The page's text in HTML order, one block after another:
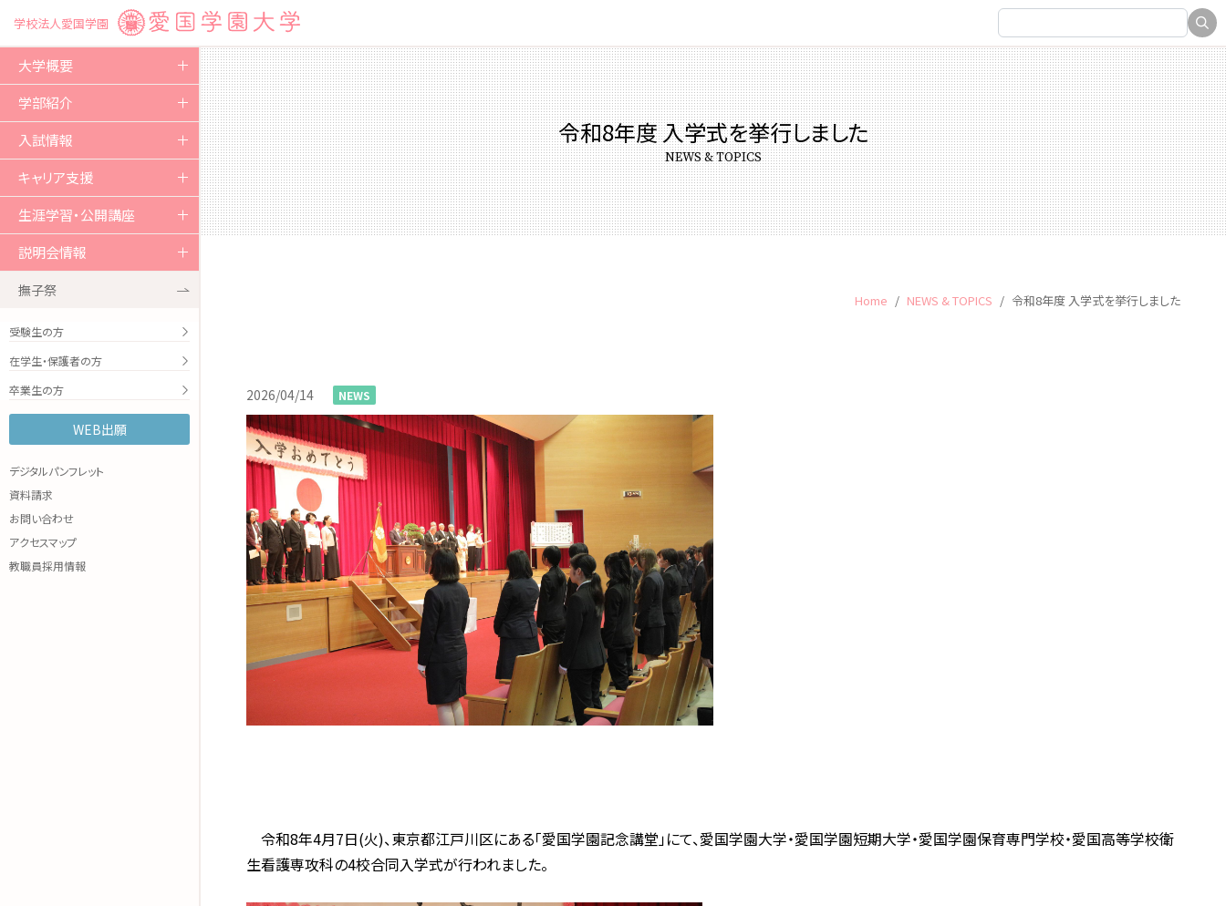
学校法人愛国学園
大学概要
ご挨拶
教育方針および沿革
組織図
教育研究環境
教育情報の公表
学術・研究
学生支援
関連諸学校
学部紹介
人間文化学部
教育課程の体系
キャンパスライフ
入試情報
入試概要
試験区分
キャリア支援
資格取得
卒業生の進路実績
本学のキャリア・就職支援
就職・採用活動について
生涯学習・公開講座
生涯学習・公開講座
市民大学講座
愛大オープンカレッジ
説明会情報
説明会情報 2026
オープンキャンパス
特キャン！
留学生の方々へ
WEB OPEN CAMPUS
各種参加申込み
撫子祭
受験生の方
在学生・保護者の方
卒業生の方
WEB出願
デジタルパンフレット
資料請求
お問い合わせ
アクセスマップ
教職員採用情報
令和8年度 入学式を挙行しました
NEWS & TOPICS
Home NEWS & TOPICS 令和8年度 入学式を挙行しました
2026/04/14 NEWS
令和8年4月7日(火)、東京都江戸川区にある「愛国学園記念講堂」にて、愛国学園大学・愛国学園短期大学・愛国学園保育専門学校・愛国高等学校衛
生看護専攻科の4校合同入学式が行われました。